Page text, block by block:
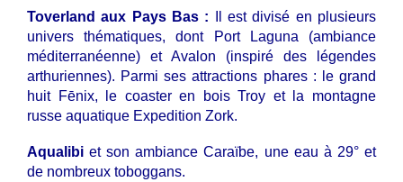
Toverland aux Pays Bas :
Il est divisé en plusieurs
univers thématiques, dont Port Laguna (ambiance
méditerranéenne) et Avalon (inspiré des légendes
arthuriennes). Parmi ses attractions phares : le grand
huit Fēnix, le coaster en bois Troy et la montagne
russe aquatique Expedition Zork.
Aqualibiet son ambiance Caraïbe, une eau à 29° et
de nombreux toboggans.